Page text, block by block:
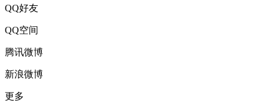
QQ好友
QQ空间
腾讯微博
新浪微博
更多